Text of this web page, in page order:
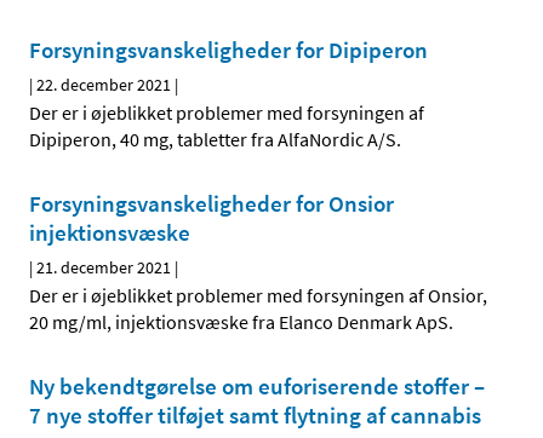
Forsyningsvanskeligheder for Dipiperon
|22. december 2021 |
Der er i øjeblikket problemer med forsyningen af
Dipiperon, 40 mg, tabletter fra AlfaNordic A/S.
Forsyningsvanskeligheder for Onsior
injektionsvæske
|21. december 2021 |
Der er i øjeblikket problemer med forsyningen af Onsior,
20 mg/ml, injektionsvæske fra Elanco Denmark ApS.
Ny bekendtgørelse om euforiserende stoffer –
7 nye stoffer tilføjet samt flytning af cannabis